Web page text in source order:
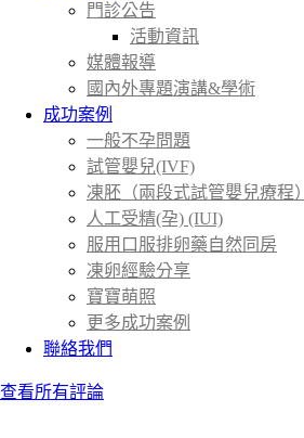
門診公告
活動資訊
媒體報導
國內外專題演講&學術
成功案例
一般不孕問題
試管嬰兒(IVF)
凍胚（兩段式試管嬰兒療程）
人工受精(孕) (IUI)
服用口服排卵藥自然同房
凍卵經驗分享
寶寶萌照
更多成功案例
聯絡我們
查看所有評論